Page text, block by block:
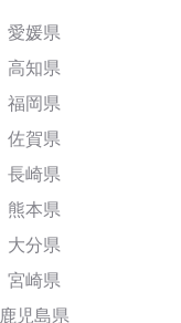
愛媛県
高知県
福岡県
佐賀県
長崎県
熊本県
大分県
宮崎県
鹿児島県